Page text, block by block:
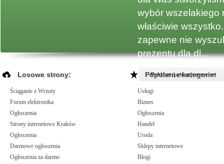
wybór wszelakiego
właściwie
zapewne nie
prezentu dla dl...
Reklamuj strony www >>
Losowe strony:
Ściąganie z Wrzuty
Forum elektronika
Ogłoszenia
Strony internetowe Kraków
Ogłoszenia
Darmowe ogłoszenia
Ogłoszenia za darmo
Popularne kategorie:
Usługi
Biznes
Ogłoszenia
Handel
Uroda
Sklepy internetowe
Blogi